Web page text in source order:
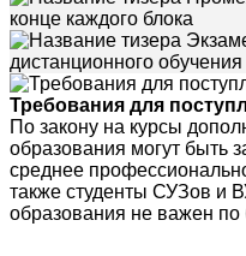
конце каждого блока
дистанционного обучения
Требования для
По закону на курсы
образования могут быть
среднее
также студенты СУЗов и
образования не важен по